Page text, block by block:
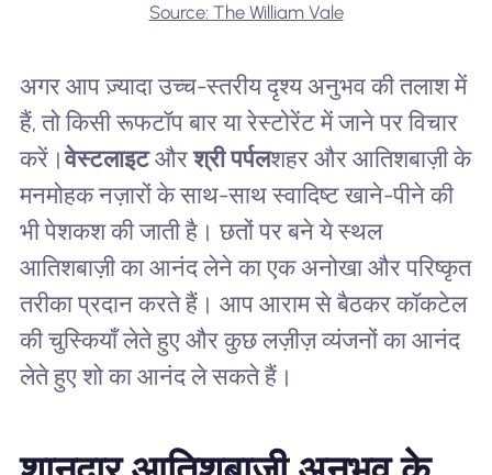
Source: The William Vale
अगर आप ज़्यादा उच्च-स्तरीय दृश्य अनुभव की तलाश में
हैं, तो किसी रूफटॉप बार या रेस्टोरेंट में जाने पर विचार
करें।वेस्टलाइटऔरश्री पर्पलशहर और आतिशबाज़ी के
मनमोहक नज़ारों के साथ-साथ स्वादिष्ट खाने-पीने की
भी पेशकश की जाती है। छतों पर बने ये स्थल
आतिशबाज़ी का आनंद लेने का एक अनोखा और परिष्कृत
तरीका प्रदान करते हैं। आप आराम से बैठकर कॉकटेल
की चुस्कियाँ लेते हुए और कुछ लज़ीज़ व्यंजनों का आनंद
लेते हुए शो का आनंद ले सकते हैं।